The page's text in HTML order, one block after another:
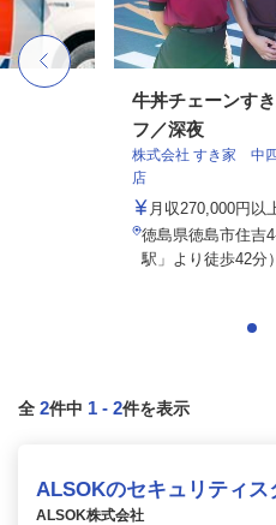
牛丼チェーンす
フ／深夜
株式会社 すき家 中
店
月収270,000円以
徳島県徳島市住吉
駅」より徒歩42分
全 2件中 1 - 2件を表示
ALSOKのセキュリティス
ALSOK株式会社